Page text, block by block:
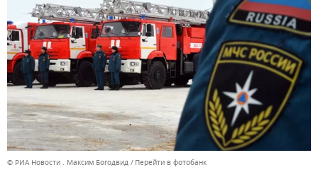
© РИА Новости . Максим Богодвид Перейти в фотобанк